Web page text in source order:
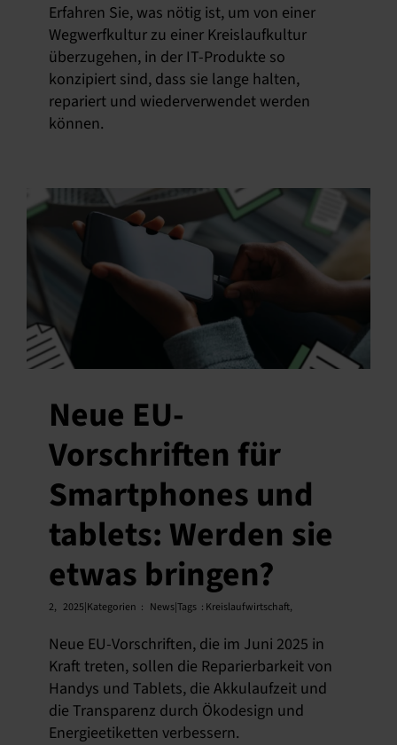
Erfahren Sie, was nötig ist, um von einer
Wegwerfkultur zu einer Kreislaufkultur
überzugehen, in der IT-Produkte so
konzipiert sind, dass sie lange halten,
repariert und wiederverwendet werden
können.
Neue EU-
Vorschriften für
Smartphones und
tablets: Werden sie
etwas bringen?
2, 2025|Kategorien : News|Tags : Kreislaufwirtschaft,
Neue EU-Vorschriften, die im Juni 2025 in
Kraft treten, sollen die Reparierbarkeit von
Handys und Tablets, die Akkulaufzeit und
die Transparenz durch Ökodesign und
Energieetiketten verbessern.